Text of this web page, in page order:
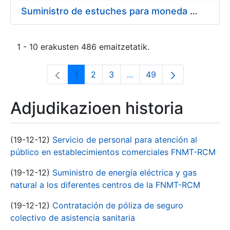
Suministro de estuches para moneda de 30 €
1 - 10 erakusten 486 emaitzetatik.
Orrialdea
1 Orrialdea
2 Orrialdea
3 ...Intermediate Pages Use
Orrialdea
49
Adjudikazioen historia
(19-12-12) Servicio de personal para atención al
público en establecimientos comerciales FNMT-RCM
(19-12-12) Suministro de energía eléctrica y gas
natural a los diferentes centros de la FNMT-RCM
(19-12-12) Contratación de póliza de seguro
colectivo de asistencia sanitaria